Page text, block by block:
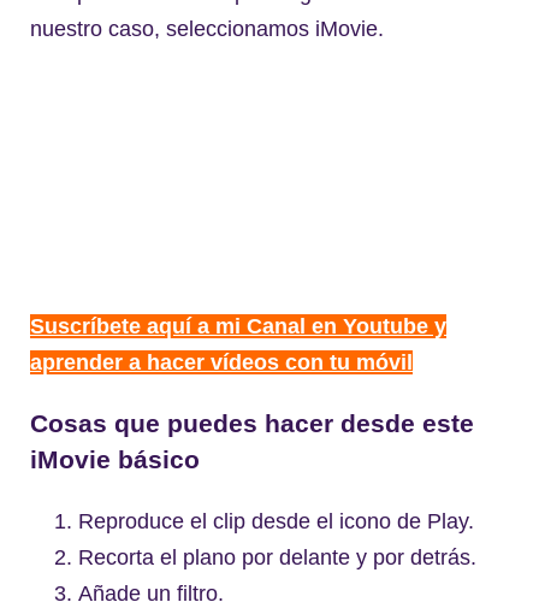
nuestro caso, seleccionamos iMovie.
Suscríbete aquí a mi Canal en Youtube y
aprender a hacer vídeos con tu móvil
Cosas que puedes hacer desde este
iMovie básico
Reproduce el clip desde el icono de Play.
Recorta el plano por delante y por detrás.
Añade un filtro.